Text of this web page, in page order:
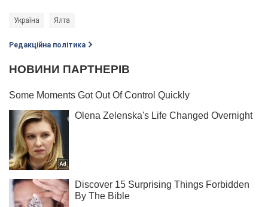
Україна Ялта
Редакційна політика